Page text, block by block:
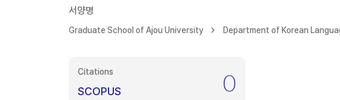
서양명
Graduate School of Ajou University Department of Korean
Citations
SCOPUS 0